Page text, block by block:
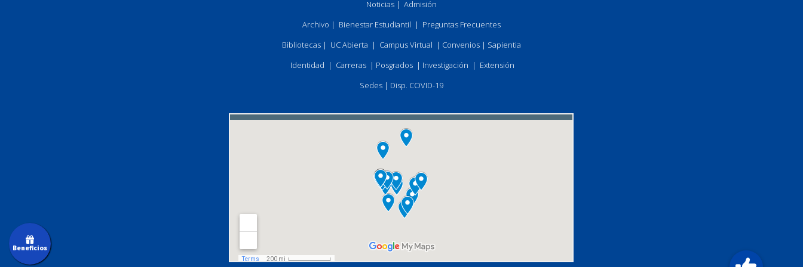
Noticias| Admisión
Archivo | Bienestar Estudiantil | Preguntas Frecuentes
Bibliotecas| UC Abierta | Campus Virtual | Convenios| Sapientia
Identidad | Carreras| Posgrados| Investigación | Extensión
Sedes| Disp. COVID-19
Beneficios